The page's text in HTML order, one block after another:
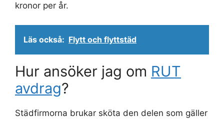
kronor per år.
Läs också: Flytt och flyttstäd
Hur ansöker jag om RUT
avdrag?
Städfirmorna brukar sköta den delen som gäller